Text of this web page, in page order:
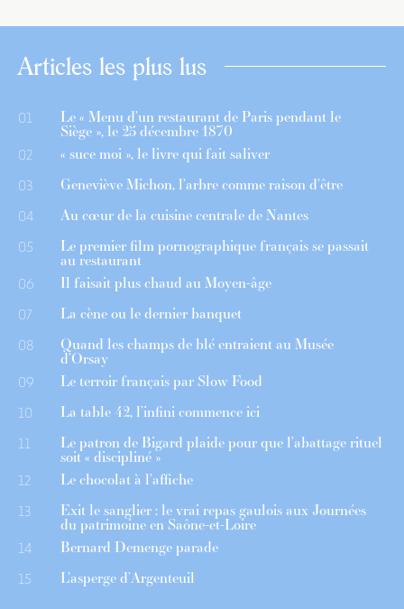
Articles les plus lus
01 Le « Menu d’un restaurant de Paris pendant le
Siège », le 25 décembre 1870
02 « suce moi », le livre qui fait saliver
03 Geneviève Michon, l’arbre comme raison d’être
04 Au cœur de la cuisine centrale de Nantes
05 Le premier film pornographique français se passait
au restaurant
06 Il faisait plus chaud au Moyen-âge
07 La cène ou le dernier banquet
08 Quand les champs de blé entraient au Musée
d’Orsay
09 Le terroir français par Slow Food
10 La table 42, l’infini commence ici
11 Le patron de Bigard plaide pour que l’abattage rituel
soit « discipliné »
12 Le chocolat à l’affiche
13 Exit le sanglier : le vrai repas gaulois aux Journées
du patrimoine en Saône-et-Loire
14 Bernard Demenge parade
15 L’asperge d’Argenteuil